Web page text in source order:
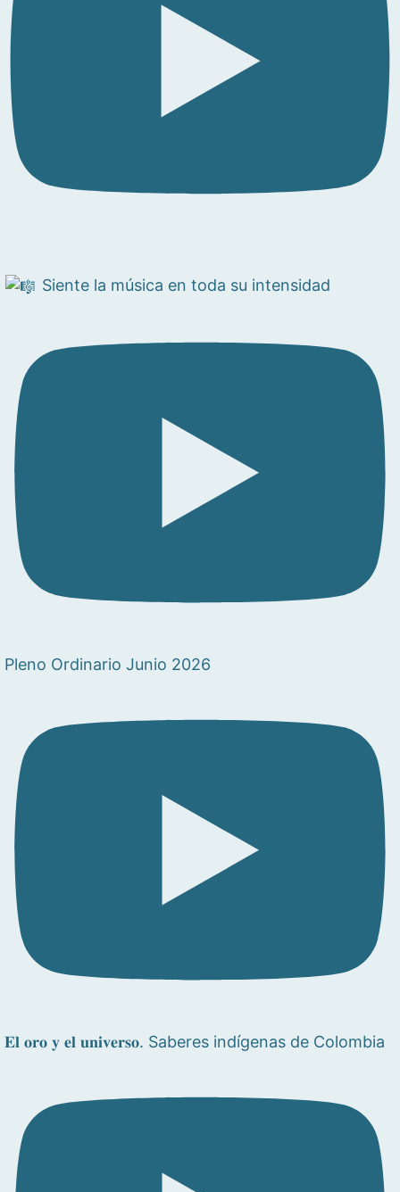
Siente la música en toda su intensidad
Pleno Ordinario Junio 2026
𝐄𝐥 𝐨𝐫𝐨 𝐲 𝐞𝐥 𝐮𝐧𝐢𝐯𝐞𝐫𝐬𝐨. Saberes indígenas de Colombia